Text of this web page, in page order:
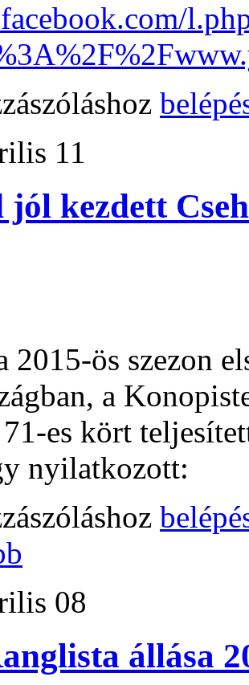
11
jól kezdett
2015-ös szezon
a
es kört
nyilatkozott:
08
állása